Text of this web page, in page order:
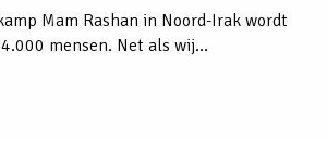
Mam Rashan in Noord-Irak wordt
mensen. Net als wij…